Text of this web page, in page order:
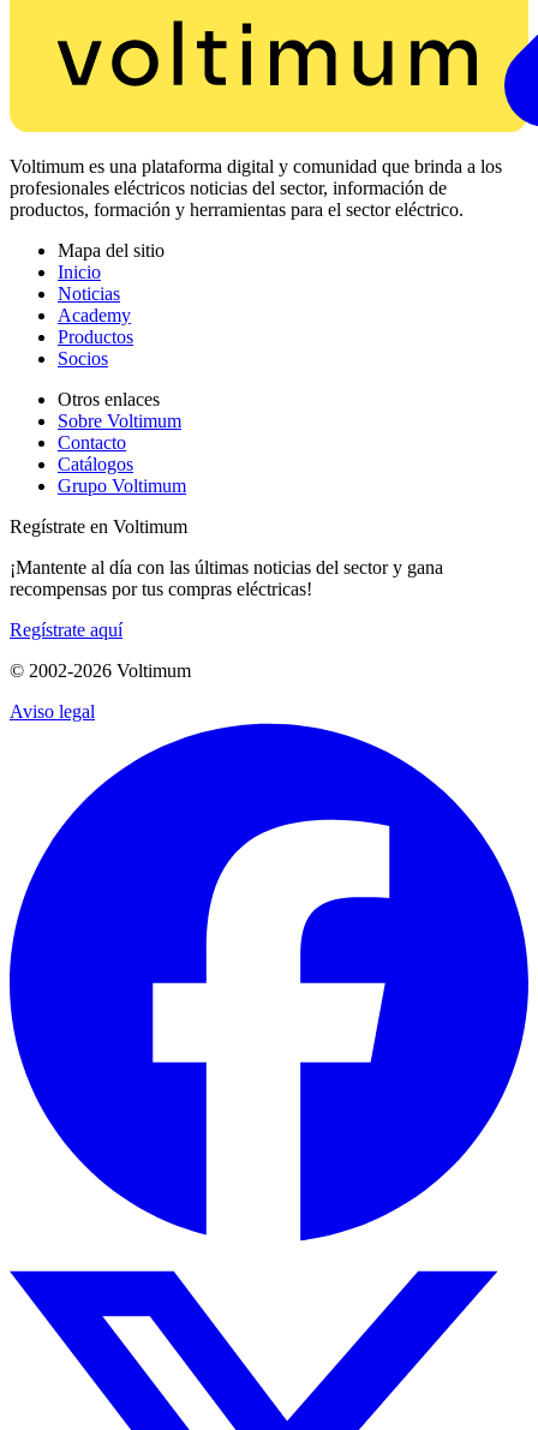
Voltimum es una plataforma digital y comunidad que brinda a los
profesionales eléctricos noticias del sector, información de
productos, formación y herramientas para el sector eléctrico.
Mapa del sitio
Inicio
Noticias
Academy
Productos
Socios
Otros enlaces
Sobre Voltimum
Contacto
Catálogos
Grupo Voltimum
Regístrate en Voltimum
¡Mantente al día con las últimas noticias del sector y gana
recompensas por tus compras eléctricas!
Regístrate aquí
© 2002-2026 Voltimum
Aviso legal